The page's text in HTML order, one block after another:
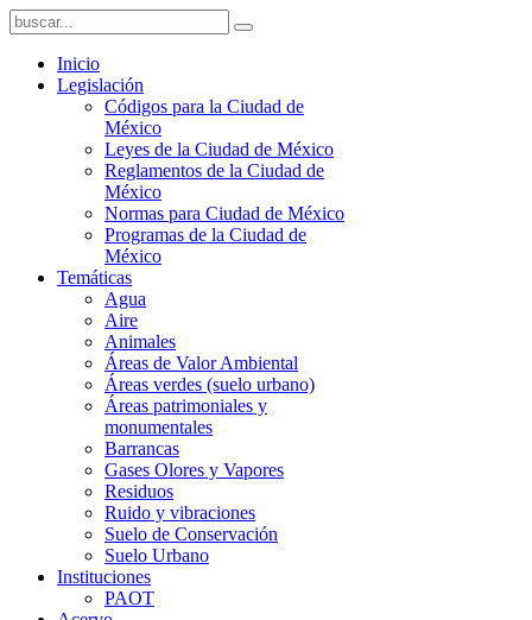
Inicio
Legislación
Códigos para la Ciudad de
México
Leyes de la Ciudad de México
Reglamentos de la Ciudad de
México
Normas para Ciudad de México
Programas de la Ciudad de
México
Temáticas
Agua
Aire
Animales
Áreas de Valor Ambiental
Áreas verdes (suelo urbano)
Áreas patrimoniales y
monumentales
Barrancas
Gases Olores y Vapores
Residuos
Ruido y vibraciones
Suelo de Conservación
Suelo Urbano
Instituciones
PAOT